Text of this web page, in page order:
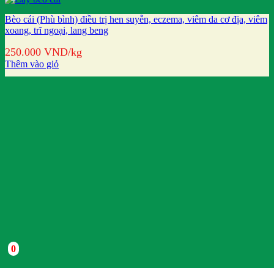
Bèo cái (Phù bình) điều trị hen suyễn, eczema, viêm da cơ địa, viêm
xoang, trĩ ngoại, lang beng
250.000 VND/kg
Thêm vào giỏ
0